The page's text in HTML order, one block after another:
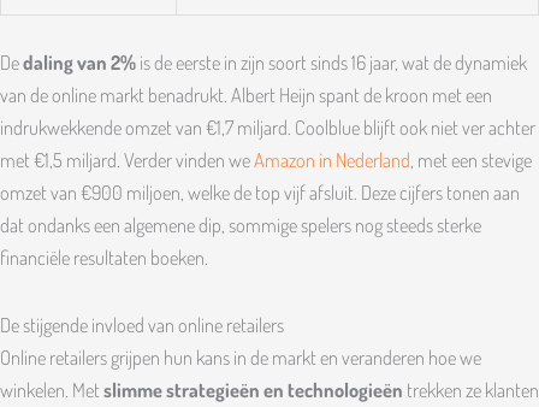
Dedaling van 2%is de eerste in zijn soort sinds 16 jaar, wat de dynamiek
van de online markt benadrukt. Albert Heijn spant de kroon met een
indrukwekkende omzet van €1,7 miljard. Coolblue blijft ook niet ver achter
met €1,5 miljard. Verder vinden weAmazon in Nederland , met een stevige
omzet van €900 miljoen, welke de top vijf afsluit. Deze cijfers tonen aan
dat ondanks een algemene dip, sommige spelers nog steeds sterke
financiële resultaten boeken.
De stijgende invloed van online retailers
Online retailers grijpen hun kans in de markt en veranderen hoe we
winkelen. Metslimme strategieën en technologieën trekken ze klanten